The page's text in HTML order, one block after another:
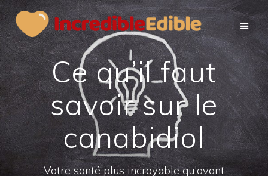
Passer
au
contenu
Ce qu’il faut
savoir sur le
canabidiol
Votre santé plus incroyable qu'avant